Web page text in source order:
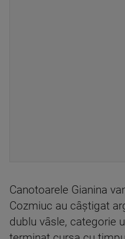
Canotoarele Gianina
Cozmiuc au câștigat
dublu vâsle, categorie